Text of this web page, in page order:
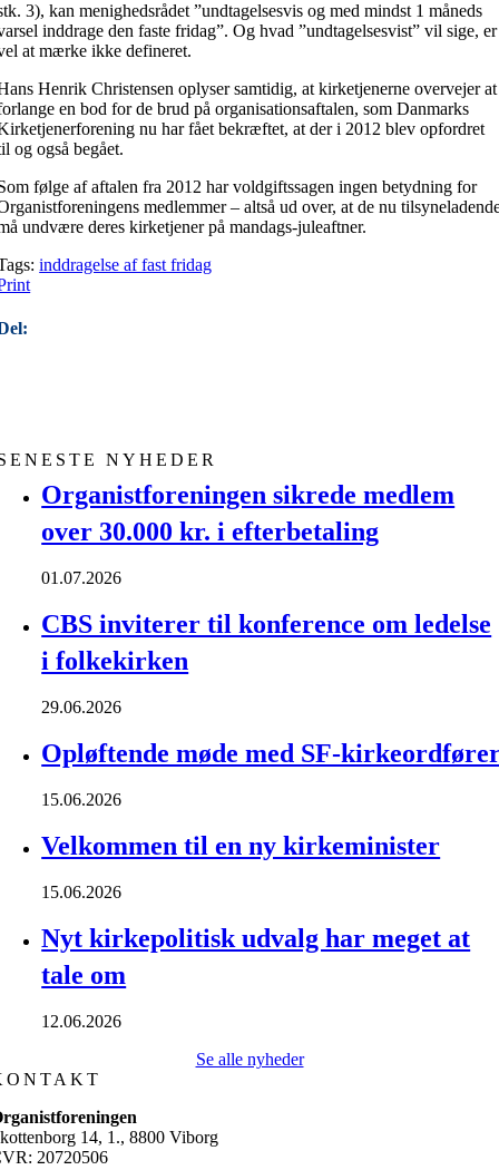
3), kan menighedsrådet ”undtagelsesvis og med mindst 1 måneds
inddrage den faste fridag”. Og hvad ”undtagelsesvist” vil sige, er
at mærke ikke defineret.
Henrik Christensen oplyser samtidig, at kirketjenerne overvejer at
en bod for de brud på organisationsaftalen, som Danmarks
nu har fået bekræftet, at der i 2012 blev opfordret
og også begået.
følge af aftalen fra 2012 har voldgiftssagen ingen betydning for
medlemmer – altså ud over, at de nu
undvære deres kirketjener på mandags-juleaftner.
inddragelse af fast fridag
NYHEDER
Organistforeningen sikrede medlem
over 30.000 kr. i efterbetaling
01.07.2026
CBS inviterer til konference om ledelse
i folkekirken
29.06.2026
Opløftende møde med SF-
15.06.2026
Velkommen til en ny kirkeminister
15.06.2026
Nyt kirkepolitisk udvalg har meget at
tale om
12.06.2026
Se alle nyheder
14, 1., 8800 Viborg
20720506